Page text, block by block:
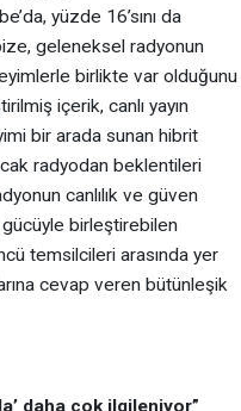
yüzde 16’sını da
geleneksel radyonun
birlikte var olduğunu
içerik, canlı yayın
bir arada sunan hibrit
radyodan beklentileri
canlılık ve güven
birleştirebilen
temsilcileri arasında yer
cevap veren bütünleşik